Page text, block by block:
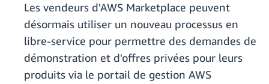
Les vendeurs d'AWS Marketplace peuvent
désormais utiliser un nouveau processus en
libre-service pour permettre des demandes de
démonstration et d'offres privées pour leurs
produits via le portail de gestion AWS